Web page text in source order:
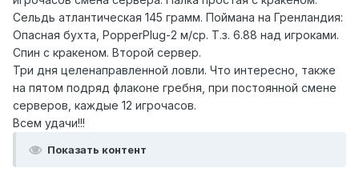
Сельдь атлантическая 145 грамм. Поймана на Гренландия:
Опасная бухта, PopperPlug-2 м/ср. Т.з. 6.88 над игроками.
Спин с кракеном. Второй сервер.
Три дня целенаправленной ловли. Что интересно, также
на пятом подряд флаконе гребня, при постоянной смене
серверов, каждые 12 игрочасов.
Всем удачи!!!
Показать контент